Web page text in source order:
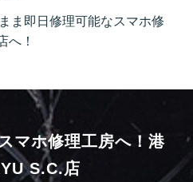
ま即日修理可能なスマホ修
へ！
マホ修理工房へ！ 港
S.C.店